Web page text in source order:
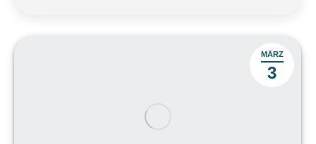
MÄRZ
3